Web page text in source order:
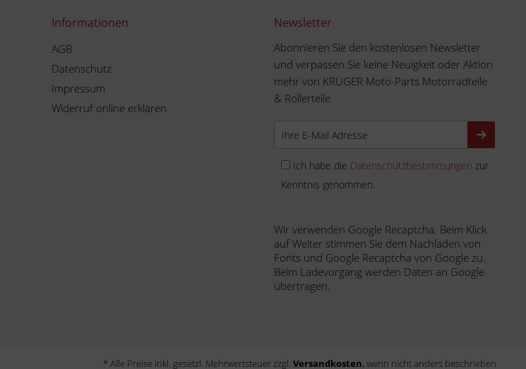
Informationen
AGB
Datenschutz
Impressum
Widerruf online erklären
Newsletter
Abonnieren Sie den kostenlosen Newsletter
und verpassen Sie keine Neuigkeit oder Aktion
mehr von KRÜGER Moto-Parts Motorradteile
& Rollerteile.
Ich habe die Datenschutzbestimmungen zur
Kenntnis genommen.
Wir verwenden Google Recaptcha. Beim Klick
auf Weiter stimmen Sie dem Nachladen von
Fonts und Google Recaptcha von Google zu.
Beim Ladevorgang werden Daten an Google
übertragen.
* Alle Preise inkl. gesetzl. Mehrwertsteuer zzgl. Versandkosten, wenn nicht anders beschrieben